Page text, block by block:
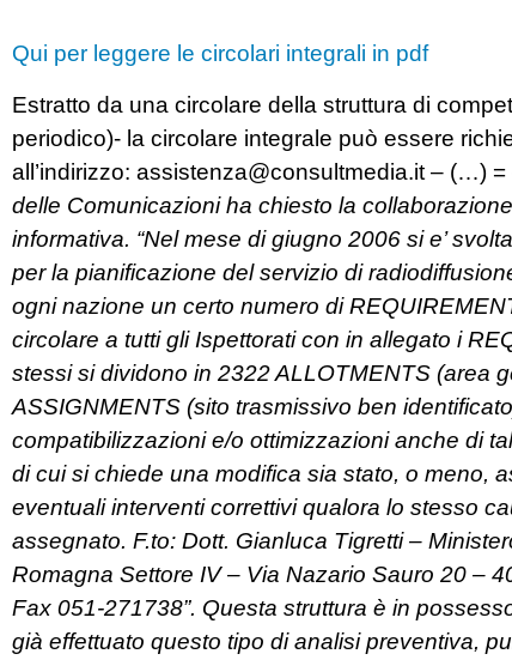
Qui per leggere le circolari integrali in pdf
Estratto da una circolare della struttura di
periodico)- la circolare integrale può essere
all’indirizzo: assistenza@consultmedia.it – (…) =
delle Comunicazioni ha chiesto la
informativa. “Nel mese di giugno 2006 si e’
per la pianificazione del servizio di
ogni nazione un certo numero di
circolare a tutti gli Ispettorati con in allegato i
stessi si dividono in 2322 ALLOTMENTS (area
ASSIGNMENTS (sito trasmissivo ben
compatibilizzazioni e/o ottimizzazioni anche di
di cui si chiede una modifica sia stato, o meno,
eventuali interventi correttivi qualora lo stesso
assegnato. F.to: Dott. Gianluca Tigretti –
Romagna Settore IV – Via Nazario Sauro 20 –
Fax 051-271738”. Questa struttura è in
già effettuato questo tipo di analisi preventiva,